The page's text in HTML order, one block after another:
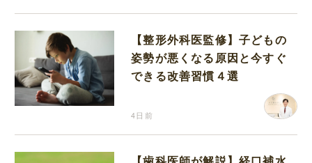
【整形外科医監修】子どもの
姿勢が悪くなる原因と今すぐ
できる改善習慣４選
4日前